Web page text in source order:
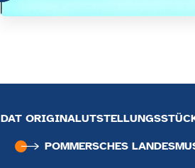
DAT
POMMERSCHES